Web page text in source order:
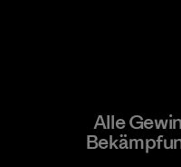
Alle